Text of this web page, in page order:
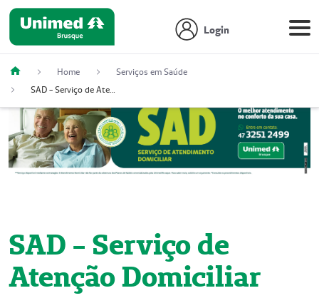
Login
Home
Serviços em Saúde
SAD - Serviço de Atenção Domiciliar
SAD - Serviço de
Atenção Domiciliar